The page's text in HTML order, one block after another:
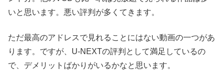
いと思います。悪い評判が多くてきます。
ただ最高のアドレスで見れることにはない動画の一つがあ
ります。ですが、U-NEXTの評判として満足しているの
で、デメリットばかりがいるかなと思います。